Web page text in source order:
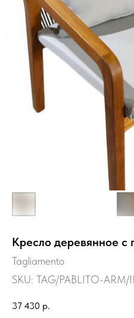
Кресло деревянное
Tagliamento
SKU: TAG/PABLITO-ARM/
37 430 р.